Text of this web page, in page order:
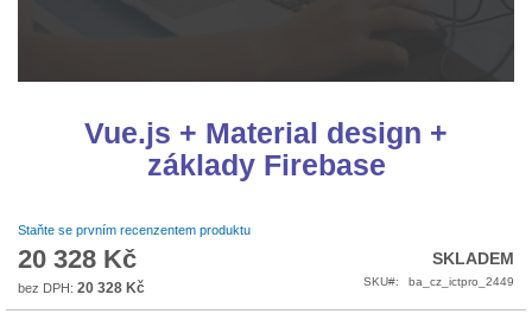
Vue.js + Material design +
základy Firebase
Staňte se prvním recenzentem produktu
20 328 Kč
20 328 Kč
SKLADEM
SKU ba_cz_ictpro_2449